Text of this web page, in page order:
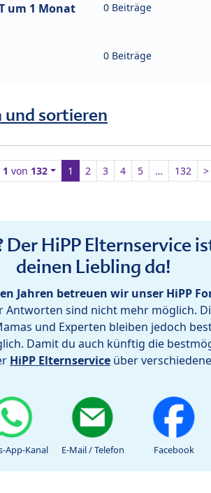
um 1 Monat
0 Beiträge
0 Beiträge
sortieren
1 von 132 1 2 3 4 5 … 132 >
Der HiPP Elternservice
deinen Liebling da!
Jahren betreuen wir unser HiPP
Antworten sind nicht mehr möglich.
und Experten bleiben jedoch
Damit du auch künftig die
HiPP Elternservice über
App-Kanal E-Mail / Telefon Facebook